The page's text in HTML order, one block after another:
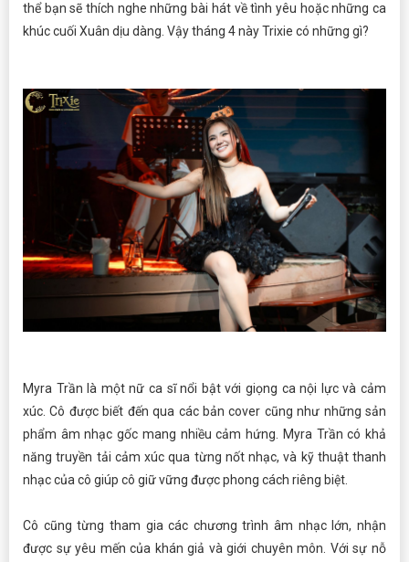
thể bạn sẽ thích nghe những bài hát về tình yêu hoặc những ca
khúc cuối Xuân dịu dàng. Vậy tháng 4 này Trixie có những gì?
Myra Trần là một nữ ca sĩ nổi bật với giọng ca nội lực và cảm
xúc. Cô được biết đến qua các bản cover cũng như những sản
phẩm âm nhạc gốc mang nhiều cảm hứng. Myra Trần có khả
năng truyền tải cảm xúc qua từng nốt nhạc, và kỹ thuật thanh
nhạc của cô giúp cô giữ vững được phong cách riêng biệt.
Cô cũng từng tham gia các chương trình âm nhạc lớn, nhận
được sự yêu mến của khán giả và giới chuyên môn. Với sự nỗ